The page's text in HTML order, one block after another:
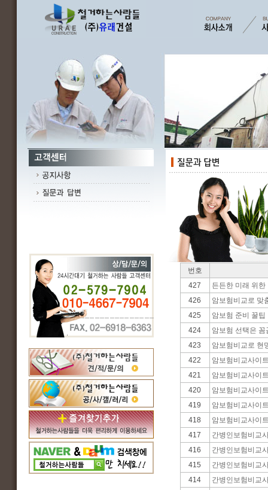
번호
427
든든한 미래 위한
426
암보험비교로 맞
425
암보험 준비 꿀팁
424
암보험 선택은 꼼
423
암보험비교로 현
422
암보험비교사이
421
암보험비교사이
420
암보험비교사이
419
암보험비교사이
418
암보험비교사이
417
간병인보험비교
416
간병인보험비교
415
간병인보험비교
414
간병인보험비교